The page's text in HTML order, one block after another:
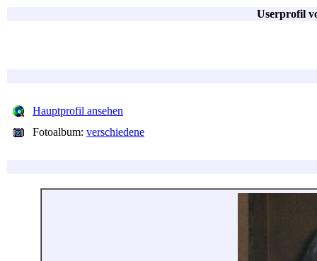
Userprofil
Hauptprofil ansehen
Fotoalbum: verschiedene